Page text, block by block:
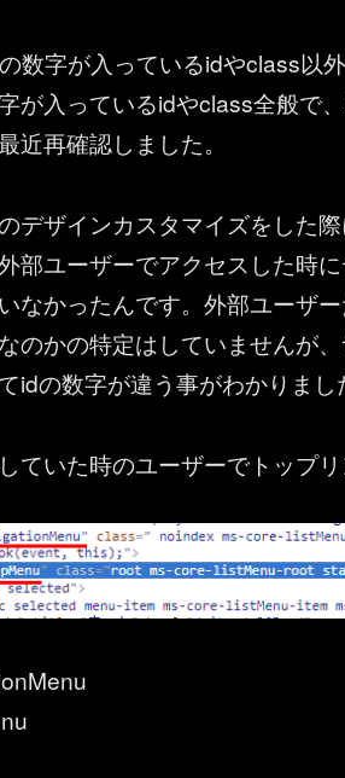
数字が入っているidやclass以
が入っているidやclass全般で
近再確認しました。
デザインカスタマイズをした
部ユーザーでアクセスした時
なかったんです。外部ユーザ
のかの特定はしていませんが
idの数字が違う事がわかりまし
ていた時のユーザーでトップ